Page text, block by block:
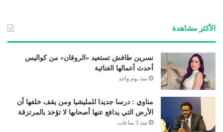
الأكثر مشاهدة
نسرين طافش تستعيد «الروقان» من كواليس
أحدث أعمالها الغنائية
منذ يوم واحد
مناوي : درسا جديدا للمليشيا ومن يقف خلفها أن
الأرض التي يدافع عنها أصحابها لا تؤخذ بالمرتزقة
منذ 3 ساعات